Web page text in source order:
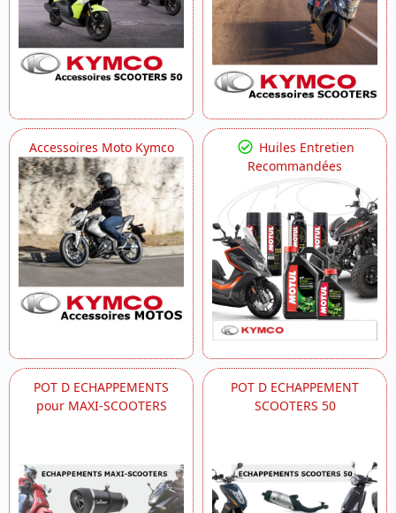
Accessoires Moto Kymco
Huiles Entretien
Recommandées
POT D ECHAPPEMENTS
pour MAXI-SCOOTERS
POT D ECHAPPEMENT
SCOOTERS 50